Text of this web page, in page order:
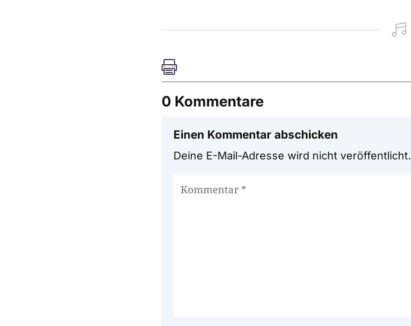


0 Kommentare
Einen Kommentar abschicken
Deine E-Mail-Adresse wird nicht veröffentlicht.